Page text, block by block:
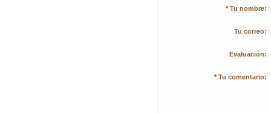
* Tu nombre:
Tu correo:
Evaluación:
* Tu comentario: